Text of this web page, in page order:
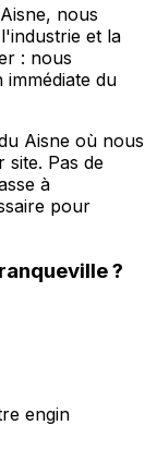
nous
et la
: nous
du
Aisne où nous
site. Pas de
à
pour
?
engin